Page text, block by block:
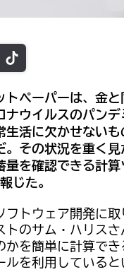
トペーパーは、金
ナウイルスのパン
生活に欠かせない
。その状況を重く
量を確認できる計
じた。
フトウェア開発に
トのサム・ハリス
かを簡単に計算でき
を利用していると